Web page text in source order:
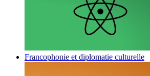
Francophonie et diplomatie culturelle